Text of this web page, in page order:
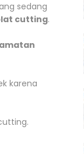
sedang
cutting.
karena